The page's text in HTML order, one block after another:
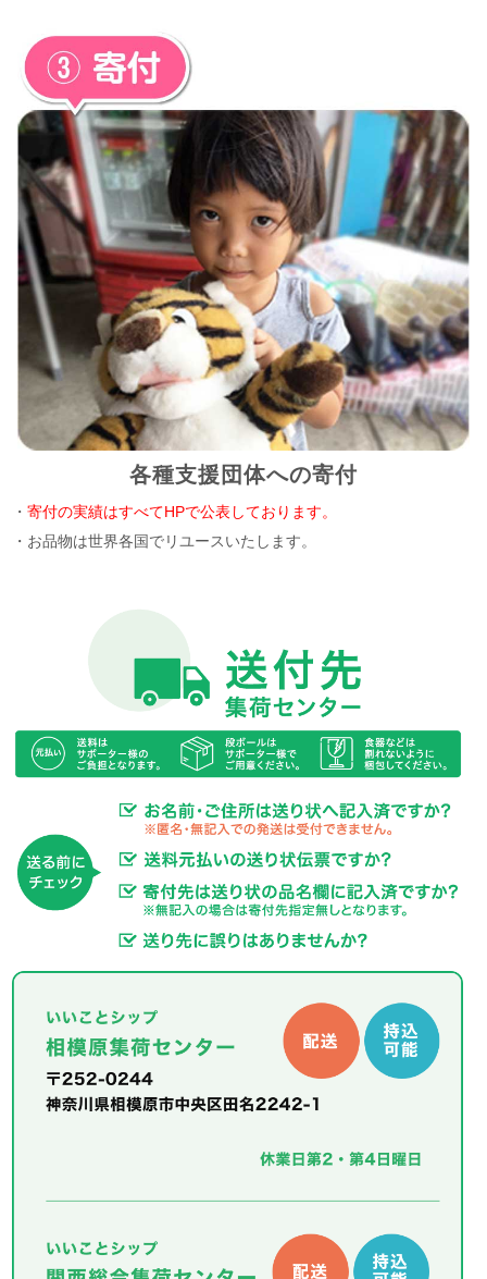
各種支援団体への寄付
・寄付の実績はすべてHPで公表しております。
・お品物は世界各国でリユースいたします。